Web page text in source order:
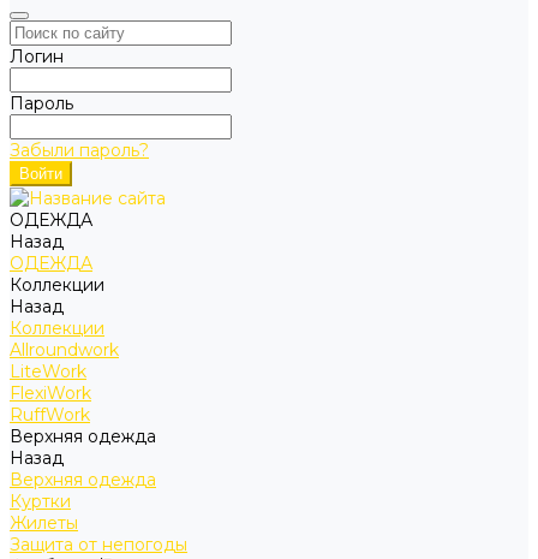
Логин
Пароль
Забыли пароль?
ОДЕЖДА
Назад
ОДЕЖДА
Коллекции
Назад
Коллекции
Allroundwork
LiteWork
FlexiWork
RuffWork
Верхняя одежда
Назад
Верхняя одежда
Куртки
Жилеты
Защита от непогоды